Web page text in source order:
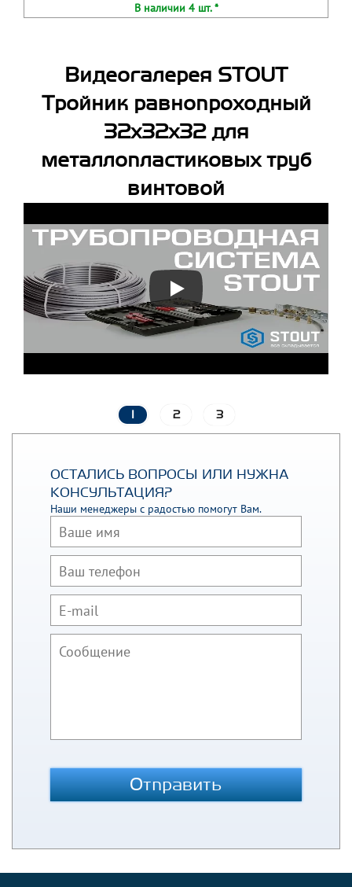
В наличии 4 шт. *
Видеогалерея STOUT
Тройник равнопроходный
32x32x32 для
металлопластиковых труб
винтовой
2 3
ОСТАЛИСЬ ВОПРОСЫ ИЛИ НУЖНА
КОНСУЛЬТАЦИЯ?
Наши менеджеры с радостью помогут Вам.
Отправить